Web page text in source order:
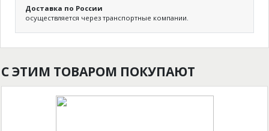
Доставка по России
осуществляется через транспортные компании.
С ЭТИМ ТОВАРОМ ПОКУПАЮТ